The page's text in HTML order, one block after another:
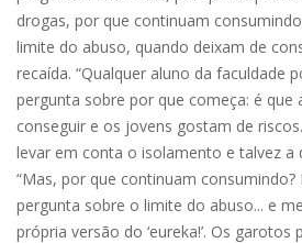
drogas, por que continuam
limite do abuso, quando deixam de
recaída. “Qualquer aluno da faculdade
pergunta sobre por que começa: é que
conseguir e os jovens gostam de
levar em conta o isolamento e talvez a
“Mas, por que continuam consumindo?
pergunta sobre o limite do abuso... e
própria versão do ‘eureka!’. Os